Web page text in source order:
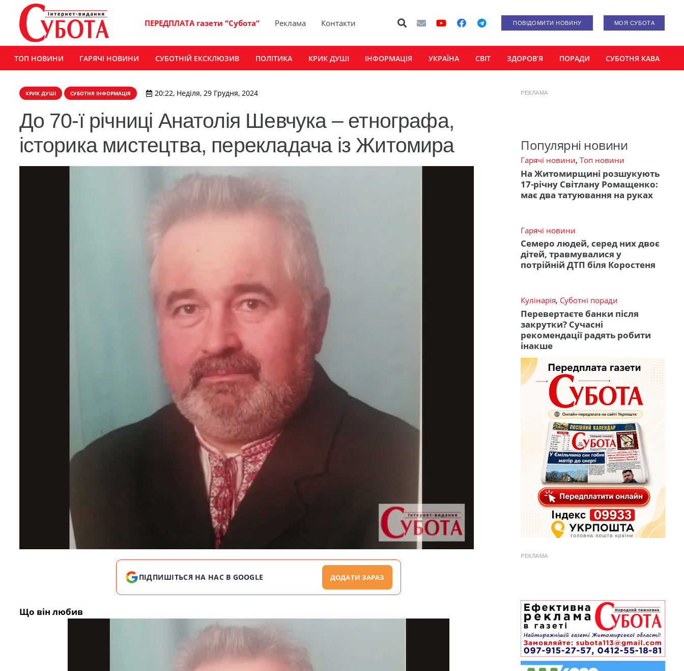
ПЕРЕДПЛАТА газети “Субота” Реклама Контакти ПОВІДОМИТИ НОВИНУ МОЯ СУБОТА
ТОП НОВИНИ ГАРЯЧІ НОВИНИ СУБОТНІЙ ЕКСКЛЮЗИВ ПОЛІТИКА КРИК ДУШІ ІНФОРМАЦІЯ УКРАЇНА СВІТ ЗДОРОВ’Я ПОРАДИ СУБОТНЯ КАВА
КРИК ДУШІ СУБОТНЯ ІНФОРМАЦІЯ 20:22, Неділя, 29 Грудня, 2024
До 70-ї річниці Анатолія Шевчука – етнографа,
історика мистецтва, перекладача із Житомира
ПІДПИШІТЬСЯ НА НАС В GOOGLE ДОДАТИ ЗАРАЗ
Що він любив
РЕКЛАМА
Популярні новини
Гарячі новини, Топ новини
На Житомирщині розшукують
17-річну Світлану Ромащенко:
має два татуювання на руках
Гарячі новини
Семеро людей, серед них двоє
дітей, травмувалися у
потрійній ДТП біля Коростеня
Кулінарія, Суботні поради
Перевертаєте банки після
закрутки? Сучасні
рекомендації радять робити
інакше
РЕКЛАМА